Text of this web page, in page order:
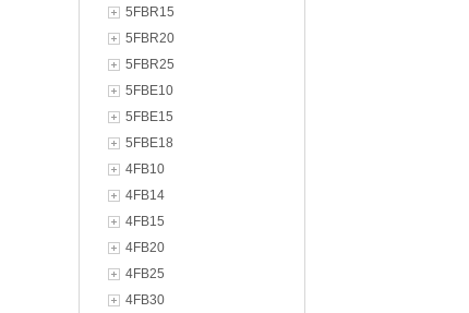
5FBR15
5FBR20
5FBR25
5FBE10
5FBE15
5FBE18
4FB10
4FB14
4FB15
4FB20
4FB25
4FB30